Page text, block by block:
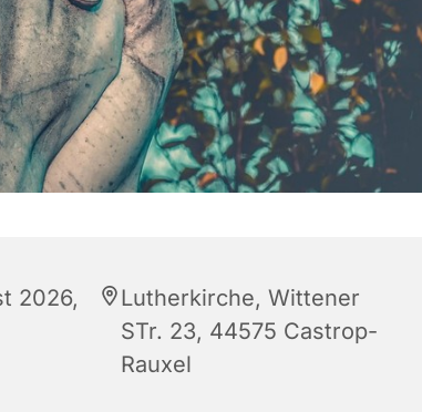
2026,
Lutherkirche, Wittener
STr. 23, 44575 Castrop-
Rauxel